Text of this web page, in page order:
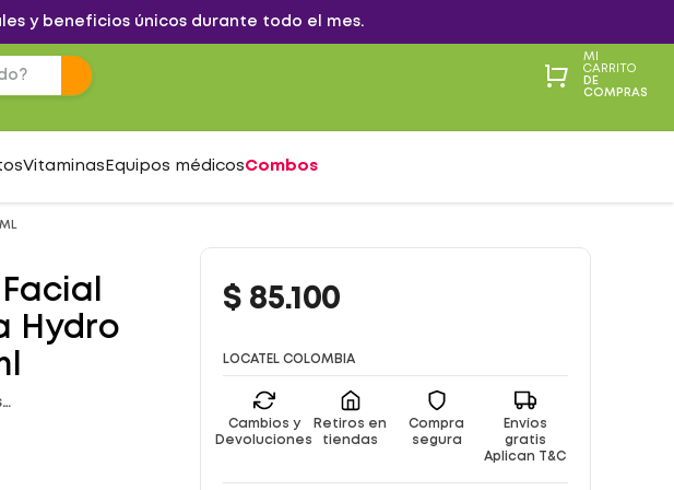
y beneficios únicos durante todo el mes.
MI
CARRITO
DE
COMPRAS
Vitaminas Equipos médicosCombos
Hydro
$ 85.100
LOCATEL COLOMBIA
Cambios y
Devoluciones
Retiros en
tiendas
Compra
segura
Envíos
gratis
Aplican T&C